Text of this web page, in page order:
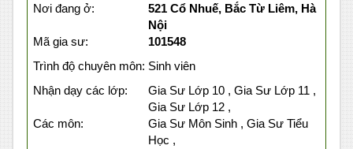
Nơi đang ở:
521 Cổ Nhuế, Bắc Từ Liêm, Hà
Nội
Mã gia sư:
101548
Trình độ chuyên môn: Sinh viên
Nhận dạy các lớp:
Gia Sư Lớp 10 , Gia Sư Lớp 11 ,
Gia Sư Lớp 12 ,
Các môn:
Gia Sư Môn Sinh , Gia Sư Tiểu
Học ,